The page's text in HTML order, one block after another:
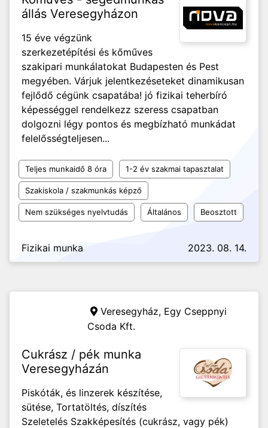
állás Veresegyházon
15 éve végzünk
szerkezetépítési és kőműves
szakipari munkálatokat Budapesten és Pest
megyében. Várjuk jelentkezéseteket dinamikusan
fejlődő cégünk csapatába! jó fizikai teherbíró
képességgel rendelkezz szeress csapatban
dolgozni légy pontos és megbízható munkádat
felelősségteljesen...
Teljes munkaidő 8 óra 1-2 év szakmai tapasztalat
Szakiskola / szakmunkás képző
Nem szükséges nyelvtudás Általános Beosztott
Fizikai munka 2023. 08. 14.
Veresegyház, Egy Cseppnyi
Csoda Kft.
Cukrász / pék munka
Veresegyházán
Piskóták, és linzerek készítése,
sütése, Tortatöltés, díszítés
Szeletelés Szakképesítés (cukrász, vagy pék)